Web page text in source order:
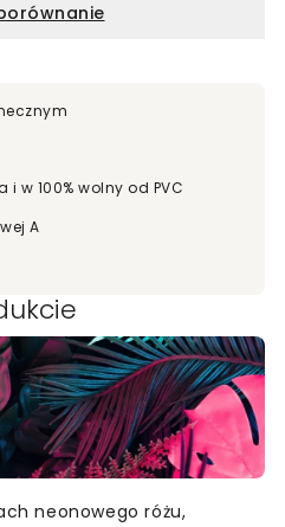
w 100% wolny od PVC
A
neonowego różu,